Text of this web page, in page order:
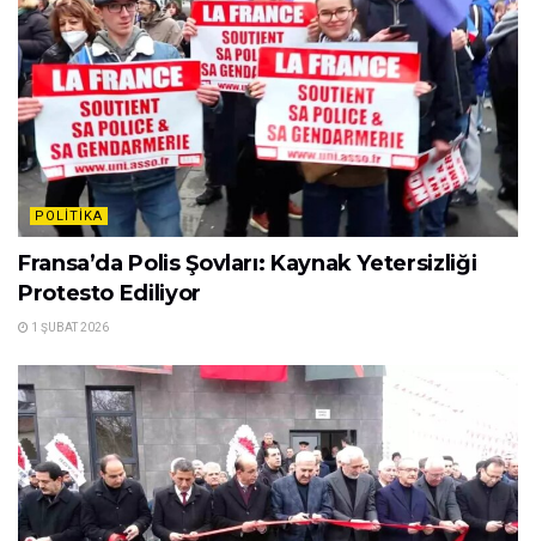
POLITIKA
Fransa’da Polis Şovları: Kaynak Yetersizliği
Protesto Ediliyor
1 ŞUBAT 2026